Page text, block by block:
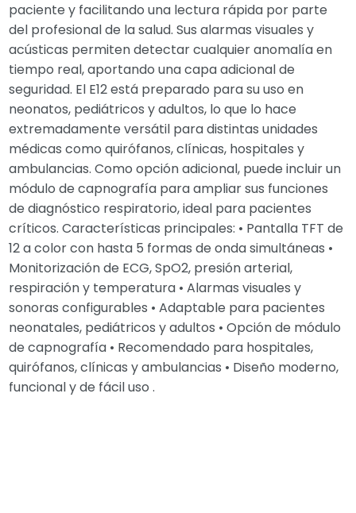
paciente y facilitando una lectura rápida por parte
del profesional de la salud. Sus alarmas visuales y
acústicas permiten detectar cualquier anomalía en
tiempo real, aportando una capa adicional de
seguridad. El E12 está preparado para su uso en
neonatos, pediátricos y adultos, lo que lo hace
extremadamente versátil para distintas unidades
médicas como quirófanos, clínicas, hospitales y
ambulancias. Como opción adicional, puede incluir un
módulo de capnografía para ampliar sus funciones
de diagnóstico respiratorio, ideal para pacientes
críticos. Características principales: • Pantalla TFT de
12 a color con hasta 5 formas de onda simultáneas •
Monitorización de ECG, SpO2, presión arterial,
respiración y temperatura • Alarmas visuales y
sonoras configurables • Adaptable para pacientes
neonatales, pediátricos y adultos • Opción de módulo
de capnografía • Recomendado para hospitales,
quirófanos, clínicas y ambulancias • Diseño moderno,
funcional y de fácil uso .